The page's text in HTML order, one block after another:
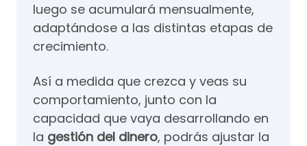
luego se acumulará mensualmente,
adaptándose a las distintas etapas de
crecimiento.
Así a medida que crezca y veas su
comportamiento, junto con la
capacidad que vaya desarrollando en
la gestión del dinero, podrás ajustar la